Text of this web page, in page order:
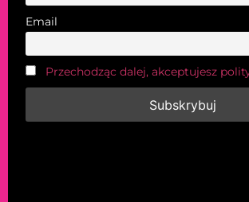
Email
Przechodząc dalej, akceptujesz